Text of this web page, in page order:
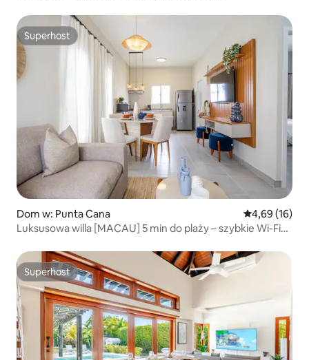
Superhost
Superhost
Dom w: Punta Cana Średnia
4,69 (16)
Luksusowa willa [MACAU] 5 min do plaży – szybkie Wi-Fi
Superhost
Superhost